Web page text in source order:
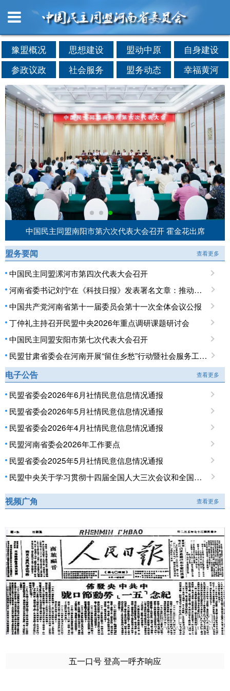
豫盟概况 思想建设 盟动中原
自身建设
参政议政
社会服务 盟务动态 幸福黄河
中国民主同盟南阳市第六次代表大会召开 霍金花出席
盟务要闻 查看更多
中国民主同盟漯河市第四次代表大会召开
河南省委书记刘宁在《科技日报》发表署名文章：推动科技创新和产业创新深度融合 提升现代化产业体系对高质量发展的支撑能力
中国共产党河南省第十一届委员会第十一次全体会议公报
丁仲礼主持召开民盟中央2026年重点调研课题研讨会
中国民主同盟安阳市第七次代表大会召开
民盟甘肃省委会在河南开展“留住乡愁”行动暨社会服务工作调研
电子公告 查看更多
民盟省委会2026年6月社情民意信息情况通报
民盟省委会2026年5月社情民意信息情况通报
民盟省委会2026年4月社情民意信息情况通报
民盟河南省委会2026年工作要点
民盟省委会2025年5月社情民意信息情况通报
民盟中央关于学习贯彻十四届全国人大三次会议和全国政协十四届三次会议精神的决定
视频广角 查看更多
五一口号 登高一呼齐响应